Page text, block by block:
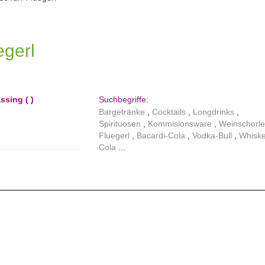
( )
Suchbegriffe:
Bargetränke
Cocktails
Longdrinks
Spirituosen
Kommisionsware
Weinschorle
Fluegerl
Bacardi-Cola Vodka-Bull
Cola